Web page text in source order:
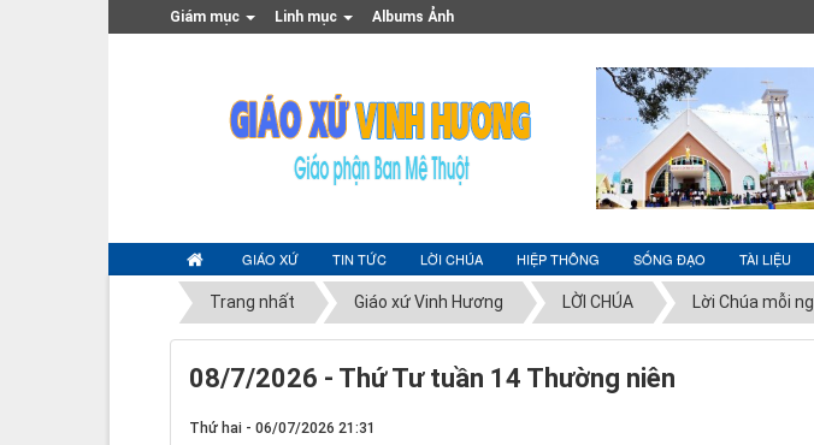
Giám mục Linh mục Albums Ảnh
GIÁO XỨ TIN TỨC LỜI CHÚA HIỆP THÔNG SỐNG ĐẠO TÀI LIỆU
Trang nhất Giáo xứ Vinh Hương LỜI CHÚA Lời Chúa mỗi
08/7/2026 - Thứ Tư tuần 14 Thường niên
Thứ hai - 06/07/2026 21:31